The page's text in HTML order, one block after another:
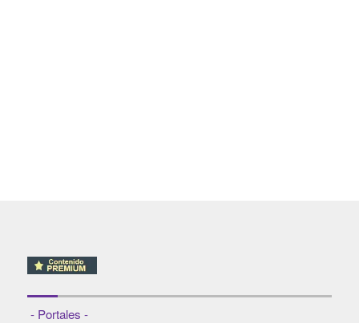
- Portales -